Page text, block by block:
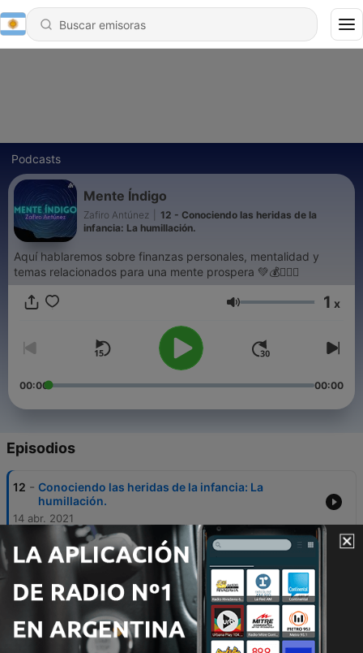
Podcasts
Mente Índigo
Zafiro Antúnez
12 - Conociendo las heridas de la
infancia: La humillación.
Aquí hablaremos sobre finanzas personales, mentalidad y
temas relacionados para una mente prospera 💚💰🧘🏻‍♀️
Volumen 1 x
00:00 00:00
Episodios
12 - Conociendo las heridas de la infancia: La
humillación.
14 abr. 2021
11 - Conociendo las heridas de la infancia. El
abandono.
09 abr. 2021
Conociendo las heridas de la infancia: El rechazo.
05 abr. 2021